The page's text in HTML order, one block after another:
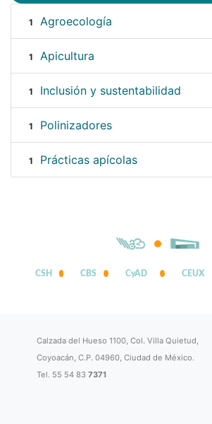
1 Agroecología
1 Apicultura
1 Inclusión y sustentabilidad
1 Polinizadores
1 Prácticas apícolas
CSH CBS CyAD CEUX
Calzada del Hueso 1100, Col. Villa Quietud,
Coyoacán, C.P. 04960, Ciudad de México.
Tel. 55 54 837371